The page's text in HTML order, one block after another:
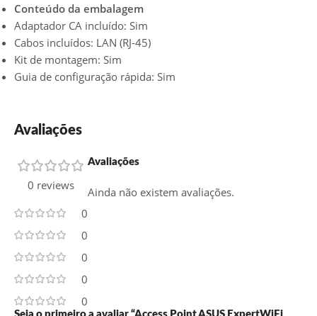
Conteúdo da embalagem
Adaptador CA incluído: Sim
Cabos incluídos: LAN (RJ-45)
Kit de montagem: Sim
Guia de configuração rápida: Sim
Avaliações
0 reviews
0
0
0
0
0
Avaliações
Ainda não existem avaliações.